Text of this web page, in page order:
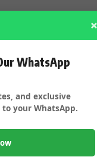
ಮತ್ತು
ಧರ್ಮಾಧಿಕಾರಿ ಡಾ
ಹಲವು ಗಣ್ಯರು
×
WhatsApp
and exclusive
your WhatsApp.